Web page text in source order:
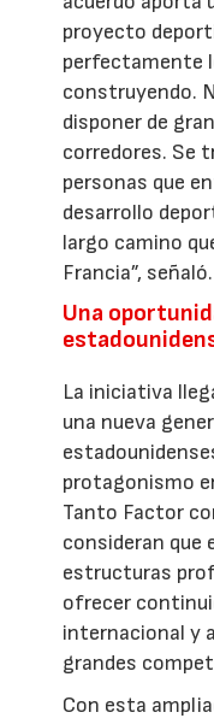
proyecto
perfectamente
construyendo.
disponer de
corredores. Se
personas que
desarrollo
largo camino
Francia”, señaló.
Una
La iniciativa
una nueva
protagonismo
Tanto Factor
consideran
estructuras
ofrecer
internacional y
grandes
Con esta